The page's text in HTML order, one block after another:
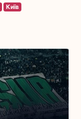
Київ